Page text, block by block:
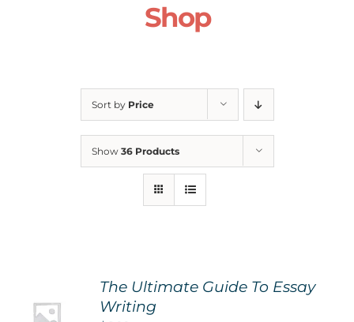
For Parents
Contact Us
Information And Policies NEW
Shop
Sort by Price
Show 36 Products
The Ultimate Guide To Essay
Writing